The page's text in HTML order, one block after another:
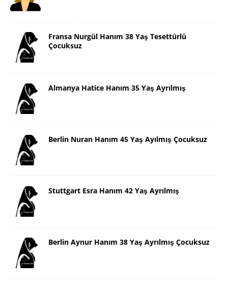
Fransa Nurgül Hanım 38 Yaş Tesettürlü
Çocuksuz
Almanya Hatice Hanım 35 Yaş Ayrılmış
Berlin Nuran Hanım 45 Yaş Ayılmış Çocuksuz
Stuttgart Esra Hanım 42 Yaş Ayrılmış
Berlin Aynur Hanım 38 Yaş Ayrılmış Çocuksuz